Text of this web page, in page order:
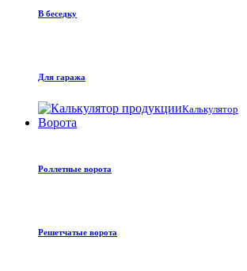
В беседку
Для гаража
Калькулятор
Ворота
Роллетные ворота
Решетчатые ворота